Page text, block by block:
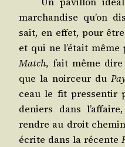
mar­chan­dise qu’on
sait, en effet, pour
et qui ne l’é­tait même
Match, fait même dire
que la noir­ceur du
ceau le fit pres­sen­tir
deniers dans
rendre au droit
écrite dans la récente